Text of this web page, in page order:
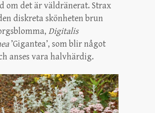
om det är väldränerat. Strax
diskreta skönheten brun
Digitalis
’Gigantea’, som blir något
anses vara halvhärdig.